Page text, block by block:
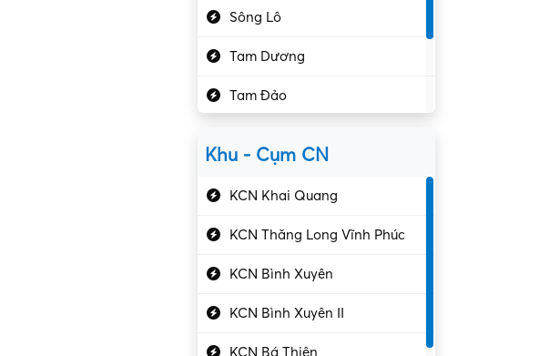
Kiểm soát chất lượng
Kỹ sư cơ khí
Kỹ sư điện
Kỹ thuật cao
Kỹ thuật mạng – IT
Làm bán thời gian
Lao động phổ thông
Sông Lô
Tam Dương
Tam Đảo
Khu - Cụm CN
KCN Khai Quang
KCN Thăng Long Vĩnh Phúc
KCN Bình Xuyên
KCN Bình Xuyên II
KCN Bá Thiện